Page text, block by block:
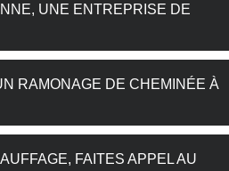
UNE ENTREPRISE DE
RAMONAGE DE CHEMINÉE À
FAITES APPEL AU